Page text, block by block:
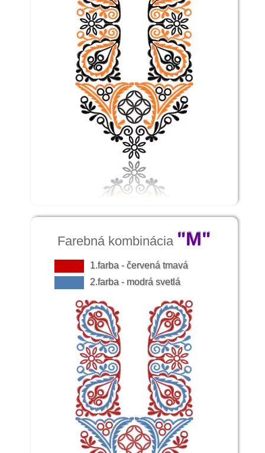
Farebná kombinácia "M"
1.farba - červená tmavá
2.farba - modrá svetlá